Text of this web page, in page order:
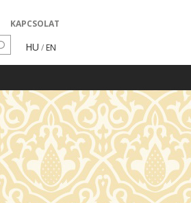
KAPCSOLAT
HU / EN